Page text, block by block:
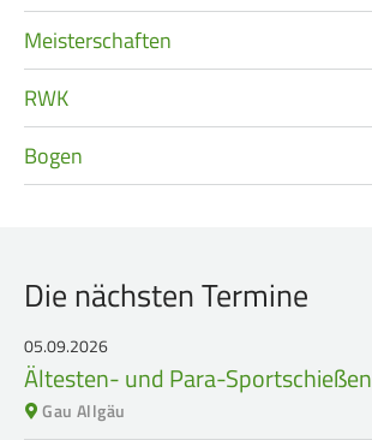
Meisterschaften
RWK
Bogen
Die nächsten Termine
05.09.2026
Ältesten- und Para-Sportschießen
Gau Allgäu